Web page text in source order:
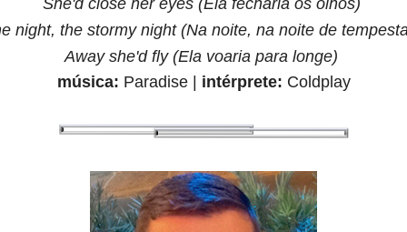
She'd close her eyes (Ela fecharia os olhos)
night, the stormy night (Na noite, na noite de
Away she'd fly (Ela voaria para longe)
música: Paradise intérprete: Coldplay